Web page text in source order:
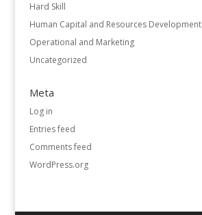
Hard Skill
Human Capital and Resources Development
Operational and Marketing
Uncategorized
Meta
Log in
Entries feed
Comments feed
WordPress.org